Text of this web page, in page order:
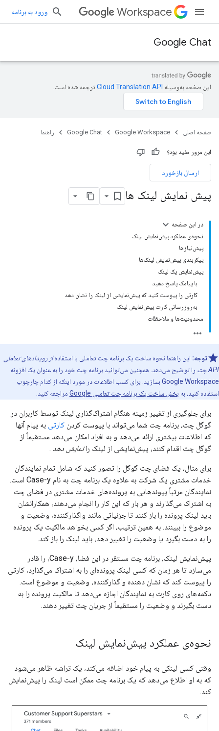
Workspace ورود به برنامه
Google Chat
این صفحه به‌وسیله ترجمه شده است.
صفحه اصلی Google Workspace
Google Chat راهنما
این مرور مفید بود؟
ارسال بازخورد
پیش نمایش لینک ها
در این صفحه
نحوه‌ی عملکرد پیش‌نمایش لینک
پیش‌نیازها
پیکربندی پیش‌نمایش لینک‌ها
پیش‌نمایش یک لینک
با پیامک پاسخ دهید
کارتی را پیوست کنید که پیش‌نمایشی از لینک را نشان دهد
به‌روزرسانی کارت پیش‌نمایش لینک
محدودیت‌ها و ملاحظات
توجه: این راهنما نحوه ساخت یک برنامه چت تعاملی با استفادهاز رویدادهای تعاملی
API چت
را توضیح می‌دهد. همچنین می‌توانید برنامه چت خود را به عنوان یک افزونه
Google Workspace بسازید. برای کسب اطلاعات در مورد اینکه از کدام چارچوب
استفاده کنید، به بخش ساخت یک برنامه چت تعاملی Google مراجعه کنید.
برای جلوگیری از تغییر زمینه هنگام اشتراک‌گذاری لینک توسط کاربران در
گوگل چت، برنامه چت شما می‌تواند با پیوست کردن کارتی به پیام آنها
که اطلاعات بیشتری ارائه می‌دهد و به افراد امکان می‌دهد مستقیماً از
گوگل چت اقدام کنند، پیش‌نمایشی از لینک رانمایش دهد .
برای مثال، یک فضای چت گوگل را تصور کنید که شامل تمام نمایندگان
خدمات مشتری یک شرکت به علاوه یک برنامه چت به نام Case-y است.
نمایندگان مرتباً پیوندهایی به پرونده‌های خدمات مشتری در فضای چت
به اشتراک می‌گذارند و هر بار که این کار را انجام می‌دهند، همکارانشان
باید لینک پرونده را باز کنند تا جزئیاتی مانند واگذارکننده، وضعیت و
موضوع را ببینند. به همین ترتیب، اگر کسی بخواهد مالکیت یک پرونده
را به دست بگیرد یا وضعیت را تغییر دهد، باید لینک را باز کند.
پیش‌نمایش لینک، برنامه چت مستقر در این فضا، Case-y، را قادر
می‌سازد تا هر زمان که کسی لینک پرونده‌ای را به اشتراک می‌گذارد، کارتی
را پیوست کند که نشان دهنده واگذارکننده، وضعیت و موضوع است.
دکمه‌های روی کارت به نمایندگان اجازه می‌دهد تا مالکیت پرونده را به
دست بگیرند و وضعیت را مستقیماً از جریان چت تغییر دهند.
نحوه‌ی عملکرد پیش‌نمایش لینک
وقتی کسی لینکی به پیام خود اضافه می‌کند، یک تراشه ظاهر می‌شود
که به او اطلاع می‌دهد که یک برنامه چت ممکن است لینک را پیش‌نمایش
کند.